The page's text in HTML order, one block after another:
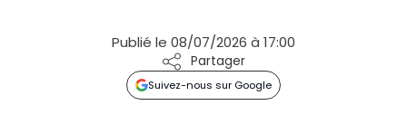
Publié le 08/07/2026 à 17:00
Partager
Suivez-nous sur Google